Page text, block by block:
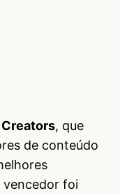
, que
de conteúdo
vencedor foi